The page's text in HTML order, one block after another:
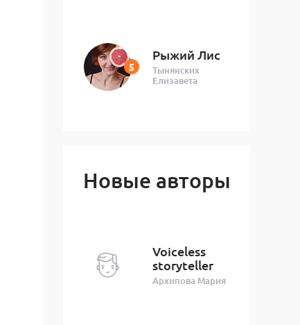
Рыжий Лис
Тынянских
Елизавета
Новые авторы
Voiceless
storyteller
Архипова Мария